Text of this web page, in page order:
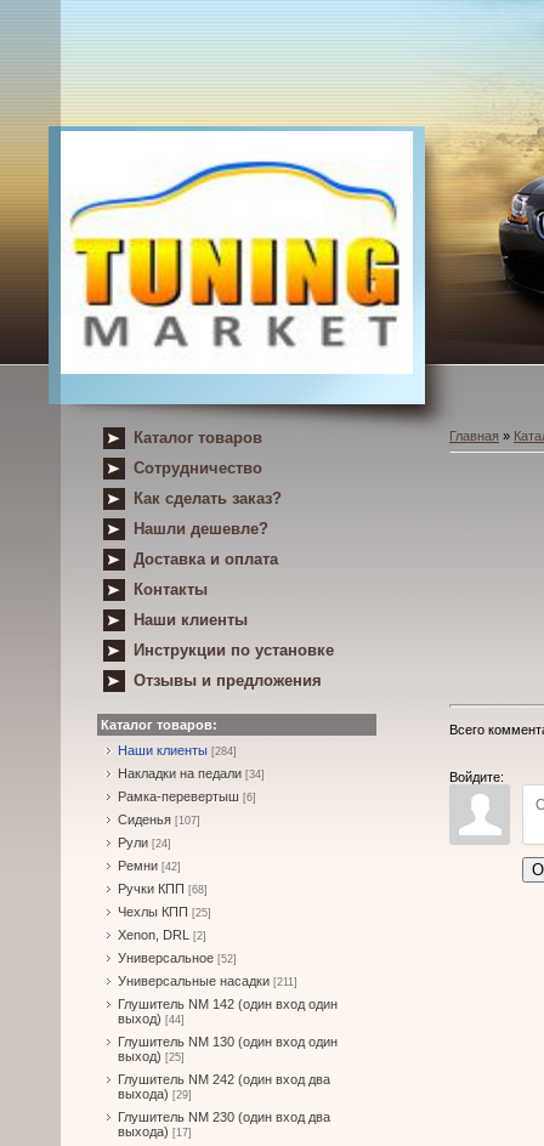
Каталог товаров
Сотрудничество
Как сделать заказ?
Нашли дешевле?
Доставка и оплата
Контакты
Наши клиенты
Инструкции по установке
Отзывы и предложения
Каталог товаров:
Наши клиенты [284]
Накладки на педали [34]
Рамка-перевертыш [6]
Сиденья [107]
Рули [24]
Ремни [42]
Ручки КПП [68]
Чехлы КПП [25]
Xenon, DRL [2]
Универсальное [52]
Универсальные насадки [211]
Глушитель NM 142 (один вход один
выход) [44]
Глушитель NM 130 (один вход один
выход) [25]
Глушитель NM 242 (один вход два
выхода) [29]
Глушитель NM 230 (один вход два
выхода) [17]
Главная »
Всего
Войдите: